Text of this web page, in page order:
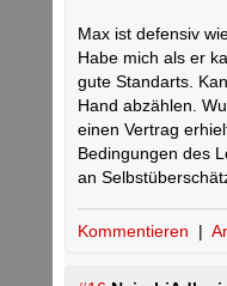
Max ist defensiv
Habe mich als er
gute Standarts.
Hand abzählen.
einen Vertrag
Bedingungen des
an
Kommentieren |